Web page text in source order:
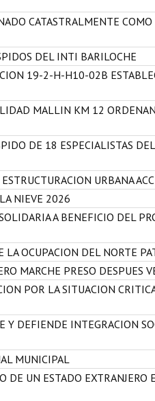
CATASTRALMENTE
DEL INTI BARILOCHE
19-2-H-H10-02B
MALLIN KM 12
DE 18 ESPECIALISTAS
URBANA
NIEVE 2026
A BENEFICIO DEL
OCUPACION DEL NORTE
MARCHE PRESO DESPUES
POR LA SITUACION
Y DEFIENDE INTEGRACION
MUNICIPAL
DE UN ESTADO EXTRANJERO